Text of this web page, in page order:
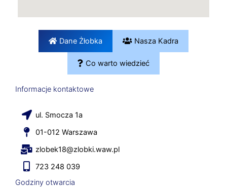
Dane Żłobka Nasza Kadra
Co warto wiedzieć
Informacje kontaktowe
ul. Smocza 1a
01-012 Warszawa
zlobek18@zlobki.waw.pl
723 248 039
Godziny otwarcia